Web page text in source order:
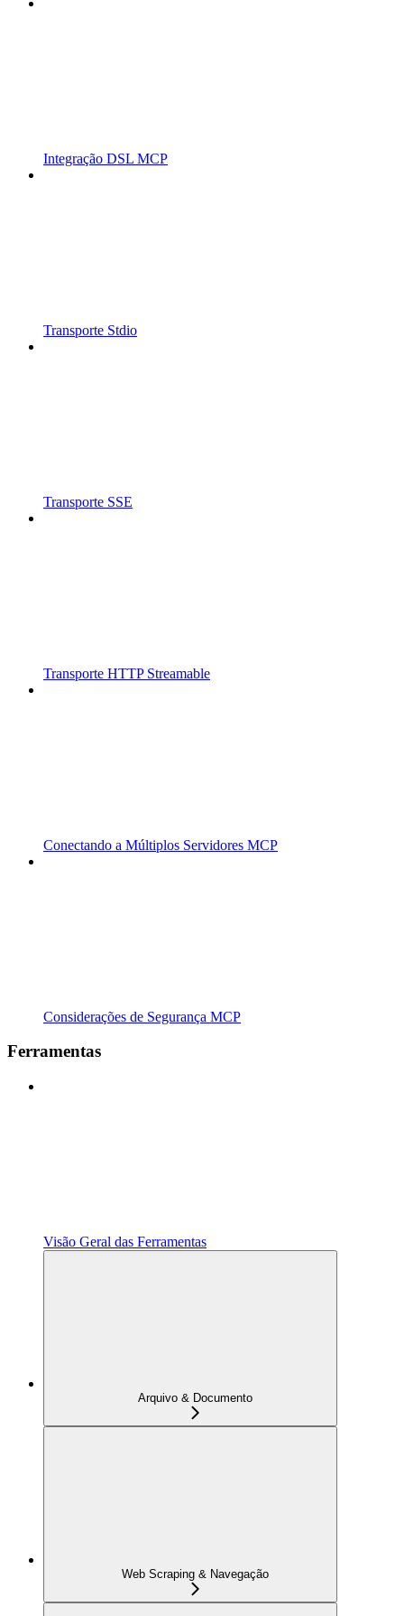
Integração DSL MCP
Transporte Stdio
Transporte SSE
Transporte HTTP Streamable
Conectando a Múltiplos Servidores MCP
Considerações de Segurança MCP
Ferramentas
Visão Geral das Ferramentas
Arquivo & Documento
Web Scraping & Navegação